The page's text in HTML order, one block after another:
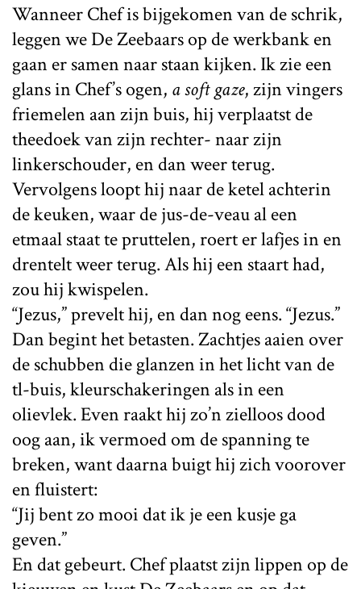
Wanneer Chef is bijgekomen van de schrik,
leggen we De Zeebaars op de werkbank en
gaan er samen naar staan kijken. Ik zie een
glans in Chef’s ogen, a soft gaze, zijn vingers
friemelen aan zijn buis, hij verplaatst de
theedoek van zijn rechter- naar zijn
linkerschouder, en dan weer terug.
Vervolgens loopt hij naar de ketel achterin
de keuken, waar de jus-de-veau al een
etmaal staat te pruttelen, roert er lafjes in en
drentelt weer terug. Als hij een staart had,
zou hij kwispelen.
“Jezus,” prevelt hij, en dan nog eens. “Jezus.”
Dan begint het betasten. Zachtjes aaien over
de schubben die glanzen in het licht van de
tl-buis, kleurschakeringen als in een
olievlek. Even raakt hij zo’n zielloos dood
oog aan, ik vermoed om de spanning te
breken, want daarna buigt hij zich voorover
en fluistert:
“Jij bent zo mooi dat ik je een kusje ga
geven.”
En dat gebeurt. Chef plaatst zijn lippen op de